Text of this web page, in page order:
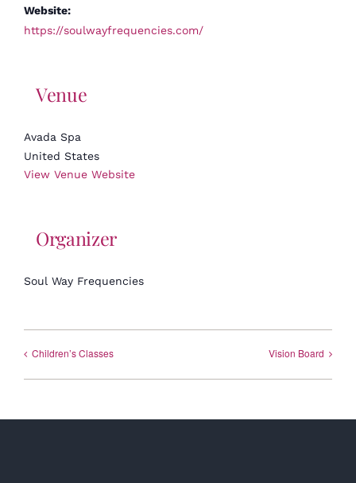
Website:
https://soulwayfrequencies.com/
Venue
Avada Spa
United States
View Venue Website
Organizer
Soul Way Frequencies
Children’s Classes Vision Board